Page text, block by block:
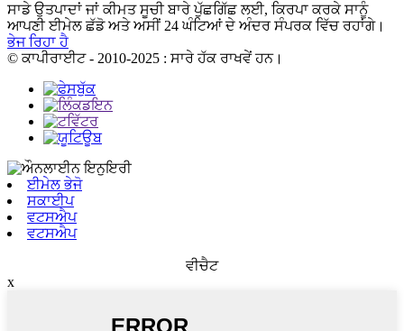
ਸਾਡੇ ਉਤਪਾਦਾਂ ਜਾਂ ਕੀਮਤ ਸੂਚੀ ਬਾਰੇ ਪੁੱਛਗਿੱਛ ਲਈ, ਕਿਰਪਾ ਕਰਕੇ ਸਾਨੂੰ
ਆਪਣੀ ਈਮੇਲ ਛੱਡੋ ਅਤੇ ਅਸੀਂ 24 ਘੰਟਿਆਂ ਦੇ ਅੰਦਰ ਸੰਪਰਕ ਵਿੱਚ ਰਹਾਂਗੇ।
ਭੇਜ ਰਿਹਾ ਹੈ
© ਕਾਪੀਰਾਈਟ - 2010-2025 : ਸਾਰੇ ਹੱਕ ਰਾਖਵੇਂ ਹਨ।
ਈਮੇਲ ਭੇਜੋ
ਸਕਾਈਪ
ਵਟਸਐਪ
ਵਟਸਐਪ
ਵੀਚੈਟ
x